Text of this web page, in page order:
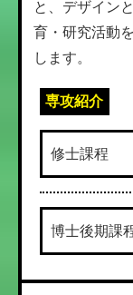
と、デザイン
育・研究活動
します。
専攻紹介
修士課程
博士後期課